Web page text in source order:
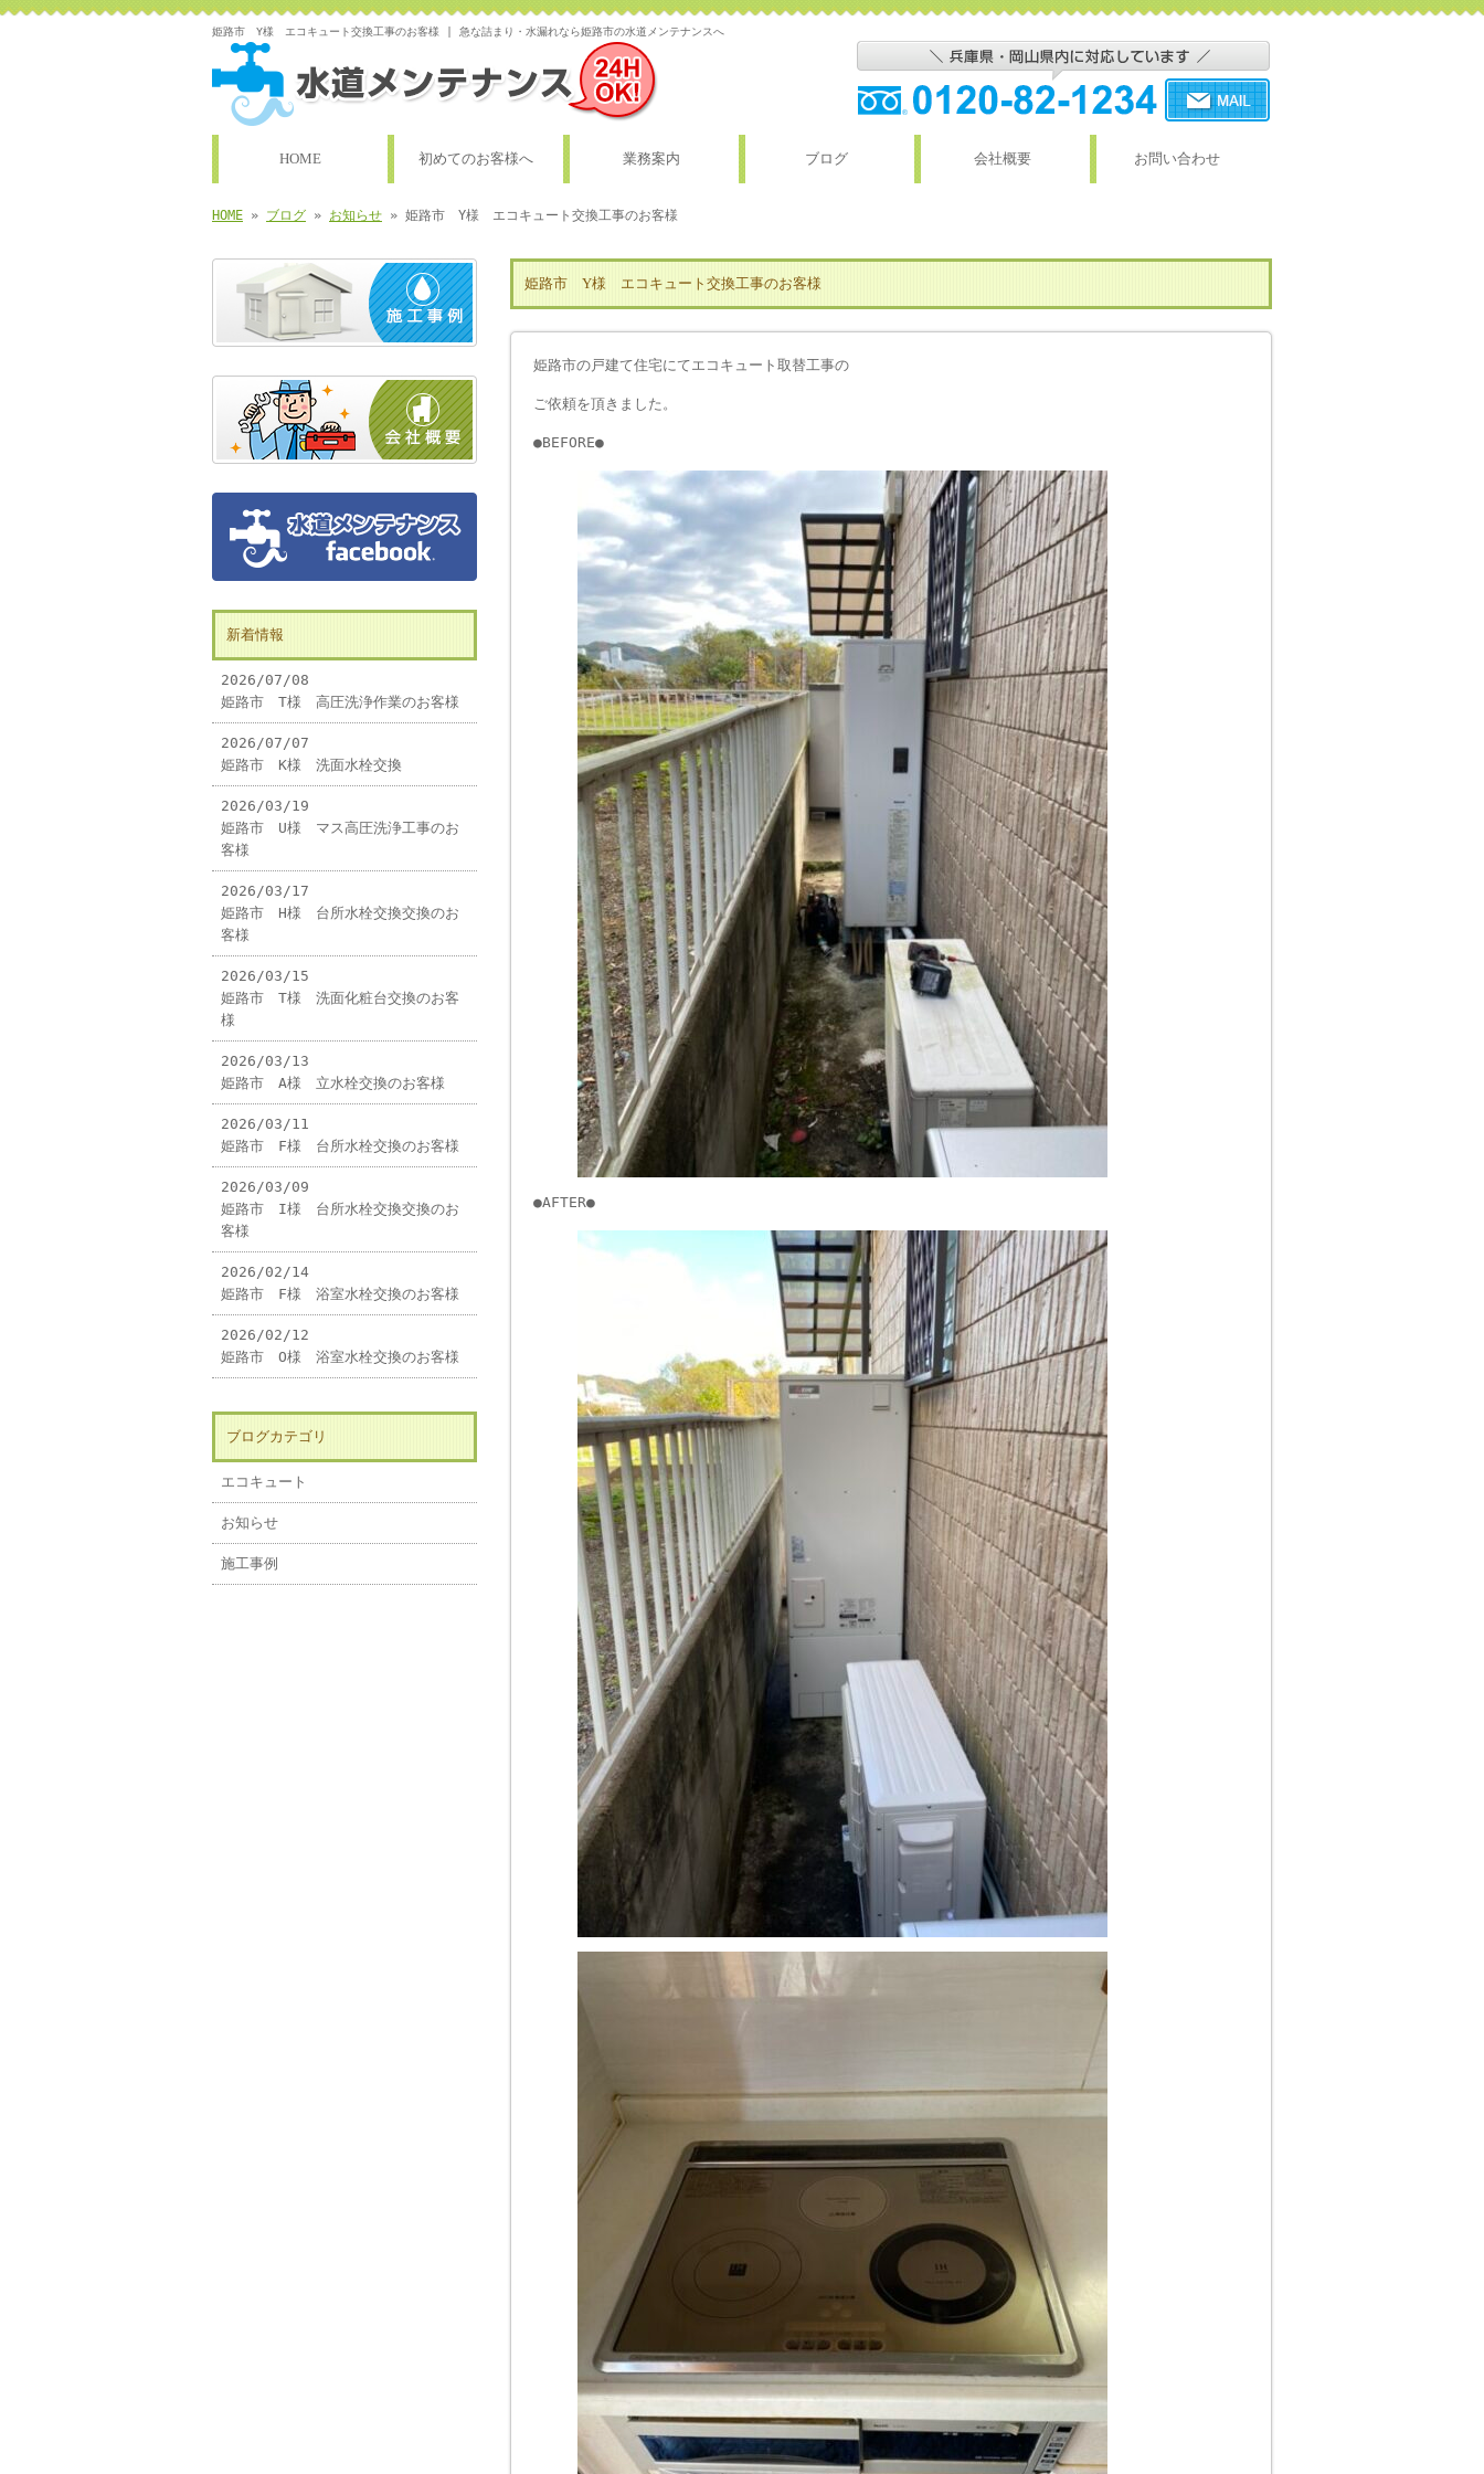
姫路市 Y様 エコキュート交換工事のお客様 | 急な詰まり・水漏れなら姫路市の水道メンテナンスへ
HOME 初めてのお客様へ 業務案内 ブログ 会社概要 お問い合わせ
HOME » ブログ » お知らせ » 姫路市 Y様 エコキュート交換工事のお客様
姫路市 Y様 エコキュート交換工事のお客様
姫路市の戸建て住宅にてエコキュート取替工事の
ご依頼を頂きました。
●BEFORE●
●AFTER●
新着情報
2026/07/08
姫路市 T様 高圧洗浄作業のお客様
2026/07/07
姫路市 K様 洗面水栓交換
2026/03/19
姫路市 U様 マス高圧洗浄工事のお
客様
2026/03/17
姫路市 H様 台所水栓交換交換のお
客様
2026/03/15
姫路市 T様 洗面化粧台交換のお客
様
2026/03/13
姫路市 A様 立水栓交換のお客様
2026/03/11
姫路市 F様 台所水栓交換のお客様
2026/03/09
姫路市 I様 台所水栓交換交換のお
客様
2026/02/14
姫路市 F様 浴室水栓交換のお客様
2026/02/12
姫路市 O様 浴室水栓交換のお客様
ブログカテゴリ
エコキュート
お知らせ
施工事例